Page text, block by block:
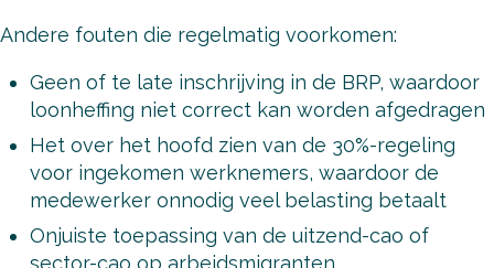
Andere fouten die regelmatig voorkomen:
Geen of te late inschrijving in de BRP, waardoor
loonheffing niet correct kan worden afgedragen
Het over het hoofd zien van de 30%-regeling
voor ingekomen werknemers, waardoor de
medewerker onnodig veel belasting betaalt
Onjuiste toepassing van de uitzend-cao of
sector-cao op arbeidsmigranten